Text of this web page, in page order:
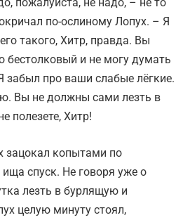
по-ослиному Лопух. – Я
такого, Хитр, правда. Вы
бестолковый и не могу думать
забыл про ваши слабые лёгкие.
Вы не должны сами лезть в
полезете, Хитр!
зацокал копытами по
спуск. Не говоря уже о
лезть в бурлящую и
целую минуту стоял,